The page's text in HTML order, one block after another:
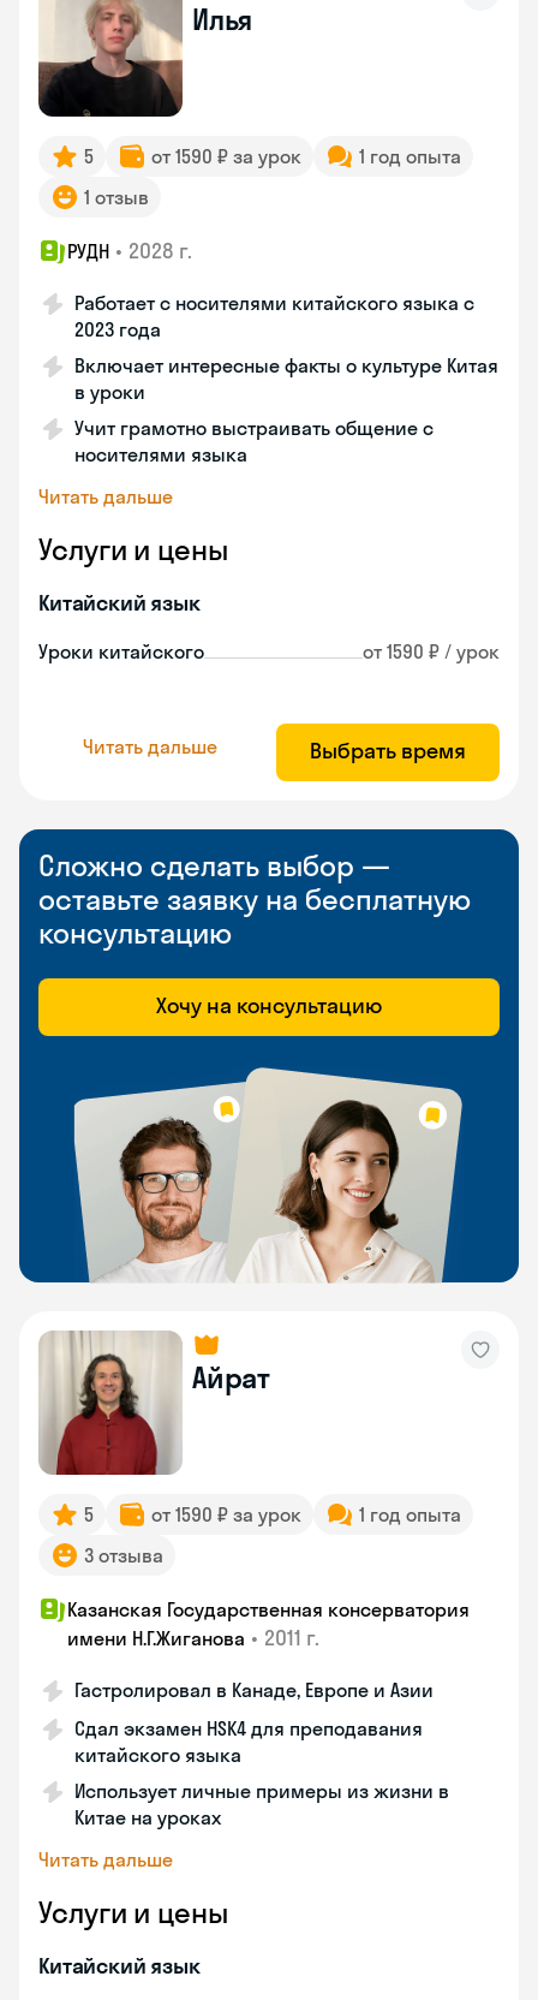
Илья
5 от 1590 ₽ за урок
1 год опыта
1 отзыв
РУДН • 2028 г.
Работает с носителями китайского языка с
2023 года
Включает интересные факты о культуре Китая
в уроки
Учит грамотно выстраивать общение с
носителями языка
Читать дальше
Услуги и цены
Китайский язык
Уроки китайского от 1590 ₽ / урок
Читать дальше Выбрать время
Сложно сделать выбор —
оставьте заявку на бесплатную
консультацию
Хочу на консультацию
Айрат
5 от 1590 ₽ за урок
1 год опыта
3 отзыва
Казанская Государственная консерватория
имени Н.Г.Жиганова • 2011 г.
Гастролировал в Канаде, Европе и Азии
Сдал экзамен HSK4 для преподавания
китайского языка
Использует личные примеры из жизни в
Китае на уроках
Читать дальше
Услуги и цены
Китайский язык